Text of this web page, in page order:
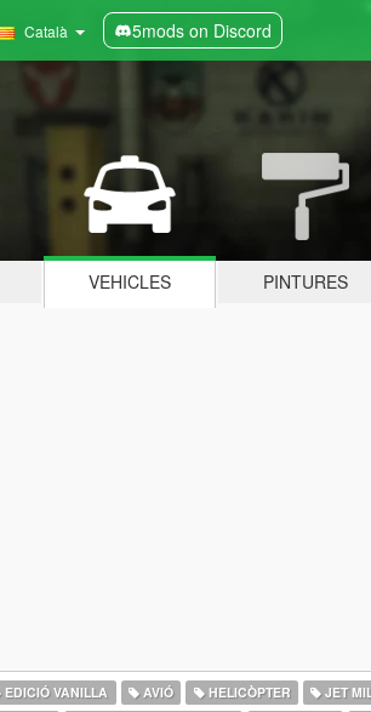
Català 5mods on Discord
VEHICLES PINTURES
EDICIÓ VANILLA AVIÓ HELICÒPTER JET